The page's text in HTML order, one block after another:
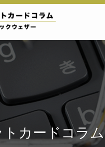
カードコラム